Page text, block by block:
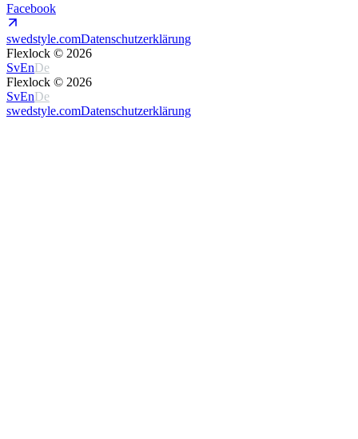
Facebook
swedstyle.comDatenschutzerklärung
Flexlock © 2026
SvEnDe
Flexlock © 2026
SvEnDe
swedstyle.comDatenschutzerklärung